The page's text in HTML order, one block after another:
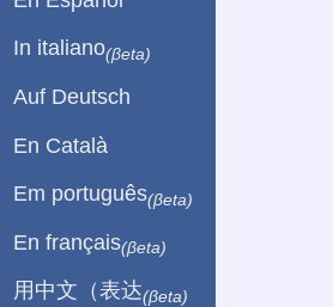
In italiano(βeta)
Auf Deutsch
En Català
Em português(βeta)
En français(βeta)
用中文（表达(βeta)